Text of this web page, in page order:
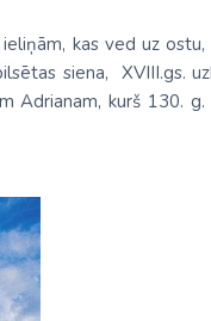
kas ved uz
siena, XVIII.gs.
Adrianam, kurš 130.